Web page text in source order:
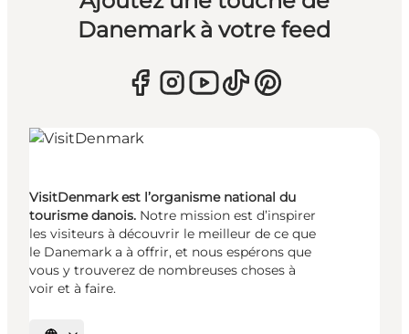
Danemark à votre feed
VisitDenmark est l’organisme national du
tourisme danois. Notre mission est d’inspirer
les visiteurs à découvrir le meilleur de ce que
le Danemark a à offrir, et nous espérons que
vous y trouverez de nombreuses choses à
voir et à faire.